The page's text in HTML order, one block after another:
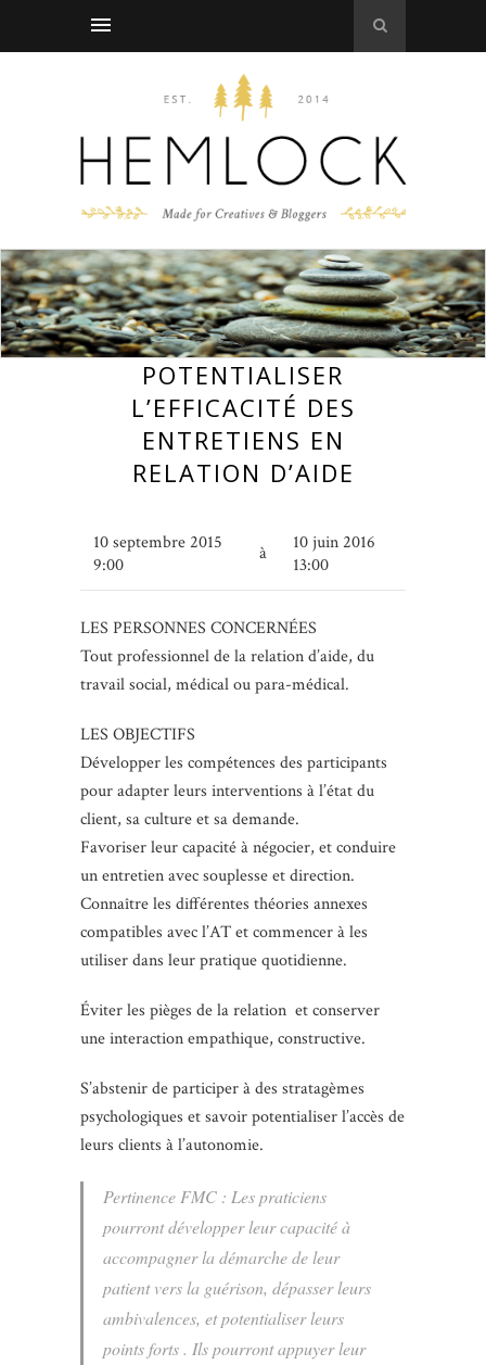
POTENTIALISER
L’EFFICACITÉ DES
ENTRETIENS EN
RELATION D’AIDE
10 septembre 2015
9:00
à
10 juin 2016
13:00
LES PERSONNES CONCERNÉES
Tout professionnel de la relation d’aide, du
travail social, médical ou para-médical.
LES OBJECTIFS
Développer les compétences des participants
pour adapter leurs interventions à l’état du
client, sa culture et sa demande.
Favoriser leur capacité à négocier, et conduire
un entretien avec souplesse et direction.
Connaître les différentes théories annexes
compatibles avec l’AT et commencer à les
utiliser dans leur pratique quotidienne.
Éviter les pièges de la relation et conserver
une interaction empathique, constructive.
S’abstenir de participer à des stratagèmes
psychologiques et savoir potentialiser l’accès de
leurs clients à l’autonomie.
Pertinence FMC : Les praticiens
pourront développer leur capacité à
accompagner la démarche de leur
patient vers la guérison, dépasser leurs
ambivalences, et potentialiser leurs
points forts . Ils pourront appuyer leur